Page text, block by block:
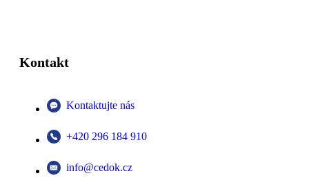
Kontakt
Kontaktujte nás
+420 296 184 910
info@cedok.cz